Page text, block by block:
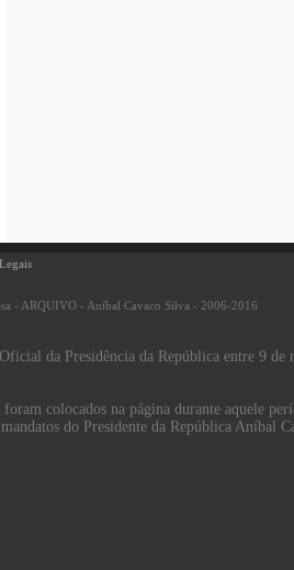
- ARQUIVO - Aníbal Cavaco Silva - 2006-2016
da Presidência da República entre 9 de
colocados na página durante aquele
do Presidente da República Aníbal